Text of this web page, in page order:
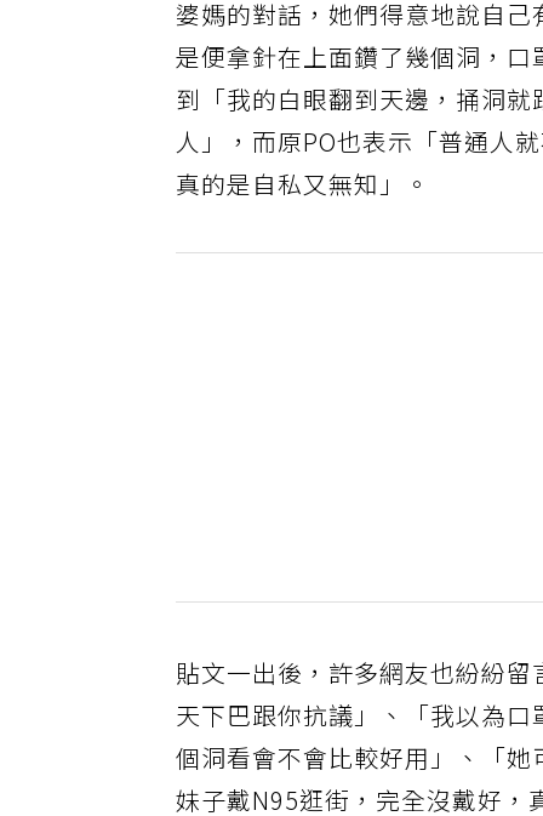
婆媽的對話，她們得意地說自
是便拿針在上面鑽了幾個洞，
到「我的白眼翻到天邊，捅洞
人」，而原PO也表示「普通人
真的是自私又無知」。
貼文一出後，許多網友也紛紛
天下巴跟你抗議」、「我以為
個洞看會不會比較好用」、「